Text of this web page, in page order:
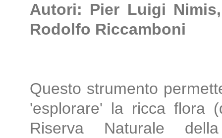
Autori: Pier Luigi
Rodolfo Riccamboni
Questo strumento
'esplorare' la ricca flora
Riserva Naturale